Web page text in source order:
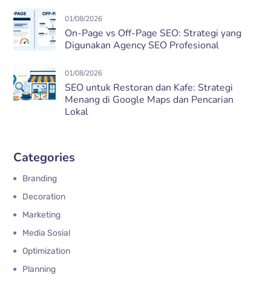
01/08/2026
On-Page vs Off-Page SEO: Strategi yang
Digunakan Agency SEO Profesional
01/08/2026
SEO untuk Restoran dan Kafe: Strategi
Menang di Google Maps dan Pencarian
Lokal
Categories
Branding
Decoration
Marketing
Media Sosial
Optimization
Planning